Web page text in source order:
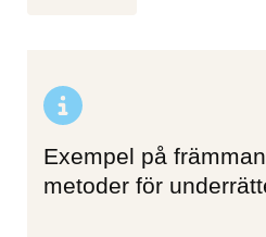
Exempel på
metoder för